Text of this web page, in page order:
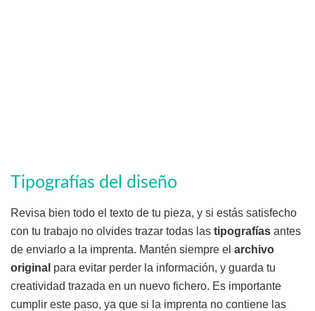
Tipografías del diseño
Revisa bien todo el texto de tu pieza, y si estás satisfecho
con tu trabajo no olvides trazar todas las tipografías antes
de enviarlo a la imprenta. Mantén siempre el archivo
original para evitar perder la información, y guarda tu
creatividad trazada en un nuevo fichero. Es importante
cumplir este paso, ya que si la imprenta no contiene las